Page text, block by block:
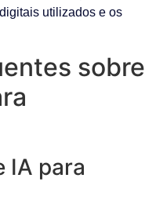
utilizados e os
sobre
IA para